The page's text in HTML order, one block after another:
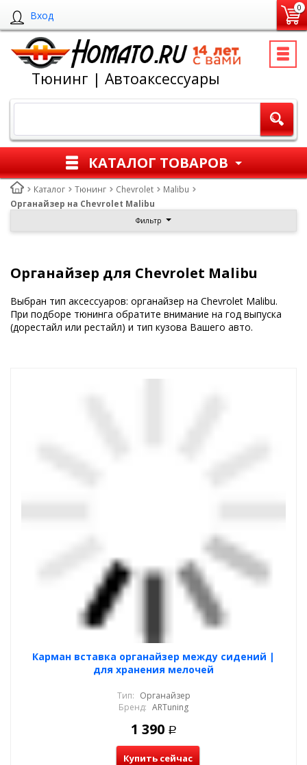
Вход
0
Тюнинг | Автоаксессуары
КАТАЛОГ ТОВАРОВ
Каталог Тюнинг Chevrolet
Malibu
Органайзер на Chevrolet Malibu
Фильтр
Органайзер для Chevrolet Malibu
Выбран тип аксессуаров: органайзер на Chevrolet Malibu.
При подборе тюнинга обратите внимание на год выпуска
(дорестайл или рестайл) и тип кузова Вашего авто.
Карман вставка органайзер между сидений |
для хранения мелочей
Тип: Органайзер
Бренд: ARTuning
1 390 Р
Купить сейчас